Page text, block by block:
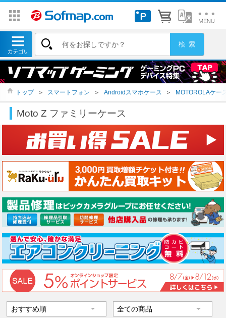
トップ ＞ スマートフォン ＞ Androidスマホケース ＞ MOTOROLAケー
Moto Z ファミリーケース